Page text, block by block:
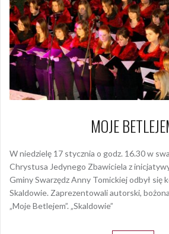
MOJE
W niedzielę 17 stycznia o godz. 16.30 w
Chrystusa Jedynego Zbawiciela z
Gminy Swarzędz Anny Tomickiej odbył się
Skaldowie. Zaprezentowali autorski,
„Moje Betlejem”. „Skaldowie”